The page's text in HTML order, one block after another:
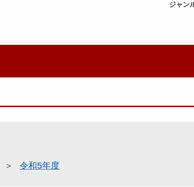
ジャン
令和5年度